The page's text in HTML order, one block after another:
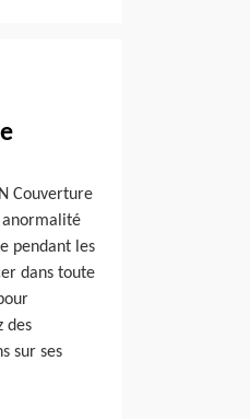
Couverture
anormalité
pendant les
dans toute
des
sur ses